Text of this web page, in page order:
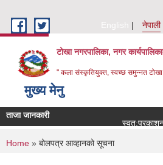
English
नेपाली
टोखा नगरपालिका, नगर
" कला संस्कृतियुक्त, स्वच्छ समुन्‍नत
मुख्य मेनु
ताजा जानकारी
You are here
Home » बोलपत्र आव्हानको सूचना